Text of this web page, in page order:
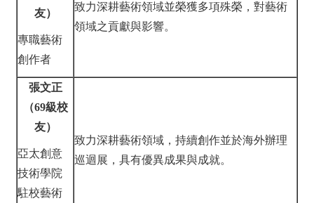
友）
專職藝術
創作者
致力深耕藝術領域並榮獲多項殊榮，對藝術
領域之貢獻與影響。
張文正
（69級校
友）
亞太創意
技術學院
駐校藝術
致力深耕藝術領域，持續創作並於海外辦理
巡迴展，具有優異成果與成就。